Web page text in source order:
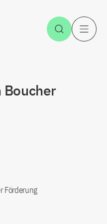
Suche
Boucher
Förderung